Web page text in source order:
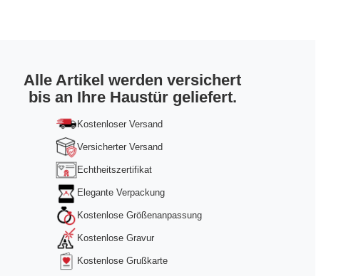
Alle Artikel werden versichert
bis an Ihre Haustür geliefert.
Kostenloser Versand
Versicherter Versand
Echtheitszertifikat
Elegante Verpackung
Kostenlose Größenanpassung
Kostenlose Gravur
Kostenlose Grußkarte